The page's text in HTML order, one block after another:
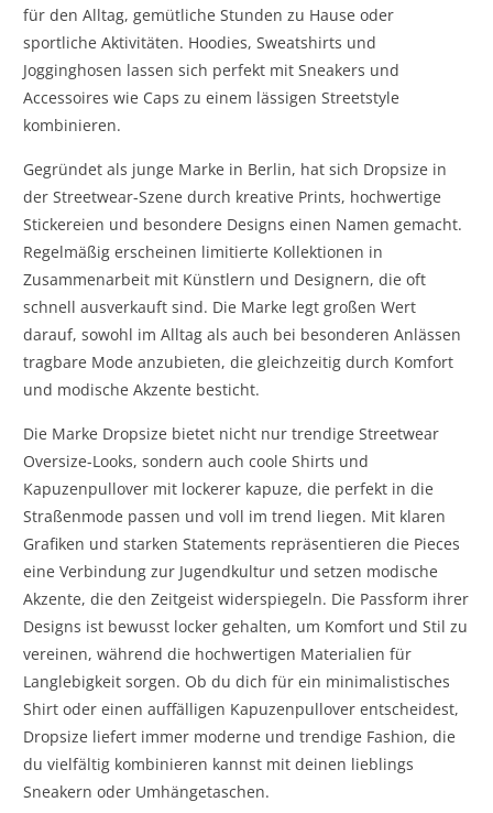
für den Alltag, gemütliche Stunden zu Hause oder
sportliche Aktivitäten. Hoodies, Sweatshirts und
Jogginghosen lassen sich perfekt mit Sneakers und
Accessoires wie Caps zu einem lässigen Streetstyle
kombinieren.
Gegründet als junge Marke in Berlin, hat sich Dropsize in
der Streetwear-Szene durch kreative Prints, hochwertige
Stickereien und besondere Designs einen Namen gemacht.
Regelmäßig erscheinen limitierte Kollektionen in
Zusammenarbeit mit Künstlern und Designern, die oft
schnell ausverkauft sind. Die Marke legt großen Wert
darauf, sowohl im Alltag als auch bei besonderen Anlässen
tragbare Mode anzubieten, die gleichzeitig durch Komfort
und modische Akzente besticht.
Die Marke Dropsize bietet nicht nur trendige Streetwear
Oversize-Looks, sondern auch coole Shirts und
Kapuzenpullover mit lockerer kapuze, die perfekt in die
Straßenmode passen und voll im trend liegen. Mit klaren
Grafiken und starken Statements repräsentieren die Pieces
eine Verbindung zur Jugendkultur und setzen modische
Akzente, die den Zeitgeist widerspiegeln. Die Passform ihrer
Designs ist bewusst locker gehalten, um Komfort und Stil zu
vereinen, während die hochwertigen Materialien für
Langlebigkeit sorgen. Ob du dich für ein minimalistisches
Shirt oder einen auffälligen Kapuzenpullover entscheidest,
Dropsize liefert immer moderne und trendige Fashion, die
du vielfältig kombinieren kannst mit deinen lieblings
Sneakern oder Umhängetaschen.